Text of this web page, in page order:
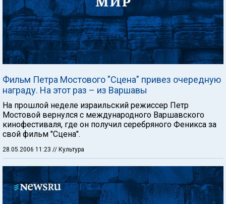
Фильм Петра Мостового "Сцена" привез очередную
награду. На этот раз – из Варшавы
На прошлой неделе израильский режиссер Петр
Мостовой вернулся с международного Варшавского
кинофестиваля, где он получил серебряного Феникса за
свой фильм "Сцена".
28.05.2006 11:23 // Культура